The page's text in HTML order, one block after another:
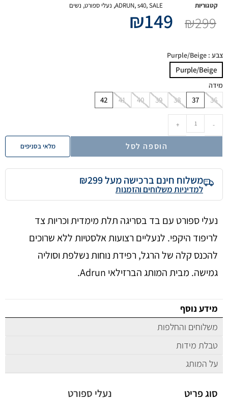
קטגוריות
ADRUN,s40,SALE
, נעלי ספורט, נשים
₪299
₪149
צבע : Purple/Beige
Purple/Beige
מידה
36
37
38
39
40
41
42
-
+
הוספה לסל מלאי בסניפים
משלוח חינם ברכישה מעל ₪299
למדיניות משלוחים והזמנות
נעלי ספורט עם בד בסריגה תלת מימדית וכריות צד
לריפוד היקפי. לנעליים רצועות אלסטיות ללא שרוכים
להכנס קלה של הרגל, רפידת נוחות נשלפת וסוליה
גמישה. מבית המותג הברזילאי Adrun.
מידע נוסף
משלוחים והחלפות
טבלת מידות
על המותג
סוג פריט
נעלי ספורט